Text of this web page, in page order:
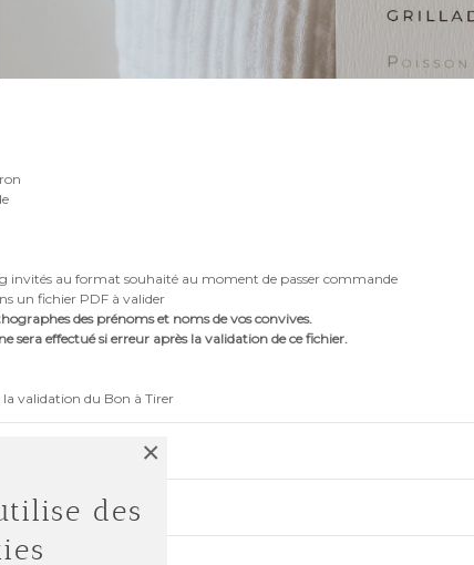
invités au format souhaité au moment de passer commande
un fichier PDF à valider
des prénoms et noms de vos convives.
sera effectué si erreur après la validation de ce fichier.
validation du Bon à Tirer
des
×